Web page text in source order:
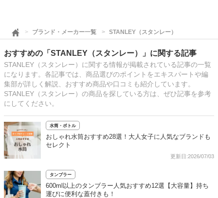
ブランド・メーカー一覧 STANLEY（スタンレー）
おすすめの「STANLEY（スタンレー）」に関する記事
STANLEY（スタンレー）に関する情報が掲載されている記事の一覧
になります。各記事では、商品選びのポイントをエキスパートや編
集部が詳しく解説、おすすめ商品や口コミも紹介しています。
STANLEY（スタンレー）の商品を探している方は、ぜひ記事を参考
にしてください。
水筒・ボトル
おしゃれ水筒おすすめ28選！大人女子に人気なブランドも
セレクト
更新日:2026/07/03
タンブラー
600ml以上のタンブラー人気おすすめ12選【大容量】持ち
運びに便利な蓋付きも！